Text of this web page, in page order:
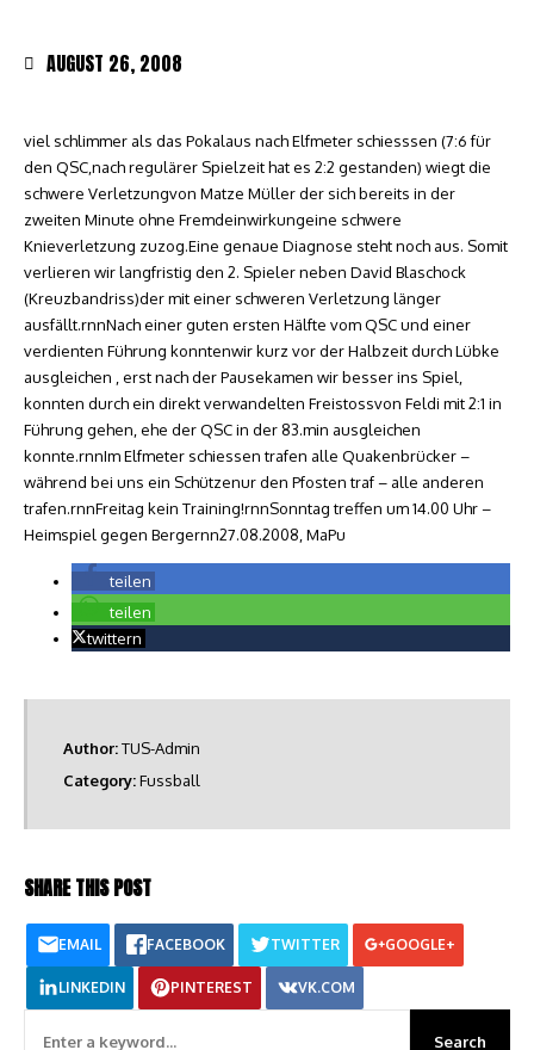
AUGUST 26, 2008
viel schlimmer als das Pokalaus nach Elfmeter schiesssen (7:6 für
den QSC,nach regulärer Spielzeit hat es 2:2 gestanden) wiegt die
schwere Verletzungvon Matze Müller der sich bereits in der
zweiten Minute ohne Fremdeinwirkungeine schwere
Knieverletzung zuzog.Eine genaue Diagnose steht noch aus. Somit
verlieren wir langfristig den 2. Spieler neben David Blaschock
(Kreuzbandriss)der mit einer schweren Verletzung länger
ausfällt.rnnNach einer guten ersten Hälfte vom QSC und einer
verdienten Führung konntenwir kurz vor der Halbzeit durch Lübke
ausgleichen , erst nach der Pausekamen wir besser ins Spiel,
konnten durch ein direkt verwandelten Freistossvon Feldi mit 2:1 in
Führung gehen, ehe der QSC in der 83.min ausgleichen
konnte.rnnIm Elfmeter schiessen trafen alle Quakenbrücker –
während bei uns ein Schützenur den Pfosten traf – alle anderen
trafen.rnnFreitag kein Training!rnnSonntag treffen um 14.00 Uhr –
Heimspiel gegen Bergernn27.08.2008, MaPu
teilen
teilen
twittern
Author:TUS-Admin
Category:Fussball
SHARE THIS POST
EMAIL FACEBOOK TWITTER GOOGLE+
LINKEDIN PINTEREST VK.COM